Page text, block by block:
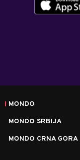
MONDO
MONDO SRBIJA
MONDO CRNA GORA